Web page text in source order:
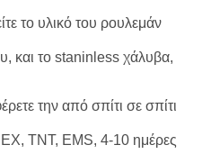
το υλικό του ρουλεμάν
και το staninless χάλυβα,
την από σπίτι σε σπίτι
TNT, EMS, 4-10 ημέρες